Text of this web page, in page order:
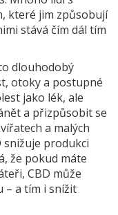
které jim způsobují
stává čím dál tím
dlouhodobý
otoky a postupné
jako lék, ale
a přizpůsobit se
a malých
snižuje produkci
že pokud máte
CBD může
– a tím i snížit